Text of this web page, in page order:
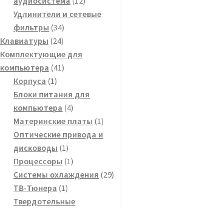
товаров
Удлинители и сетевые
фильтры 3434
товара
Клавиатуры 2424
товара
Комплектующие для
компьютера 4141
Корпуса 11
товар
Блоки питания для
компьютера 44
товара
Материнские платы 11
товар
Оптические привода и
дисководы 11
товар
Процессоры 11
товар
Системы охлаждения 2929
ТВ-Тюнера 11
товар
Твердотельные